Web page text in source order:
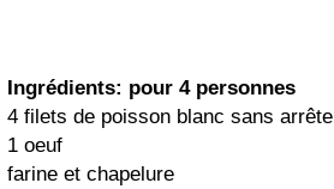
Ingrédients: pour 4 personnes
4 filets de poisson blanc sans arrête
1 oeuf
farine et chapelure